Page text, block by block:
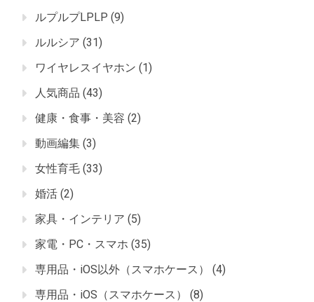
ルプルプLPLP (9)
ルルシア (31)
ワイヤレスイヤホン (1)
人気商品 (43)
健康・食事・美容 (2)
動画編集 (3)
女性育毛 (33)
婚活 (2)
家具・インテリア (5)
家電・PC・スマホ (35)
専用品・iOS以外（スマホケース）
(4)
専用品・iOS（スマホケース）
(8)